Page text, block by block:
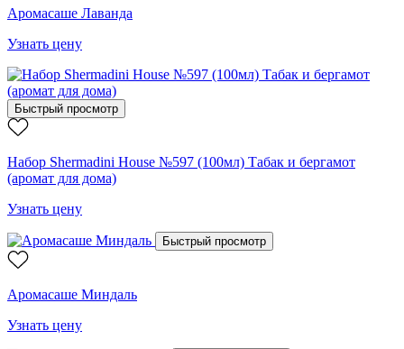
Аромасаше Лаванда
Узнать цену
Быстрый просмотр
Набор Shermadini House №597 (100мл) Табак и бергамот
(аромат для дома)
Узнать цену
Быстрый просмотр
Аромасаше Миндаль
Узнать цену